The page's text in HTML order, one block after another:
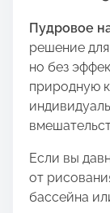
Пудровое
решение для
но без
природную
Если вы
от
бассейна